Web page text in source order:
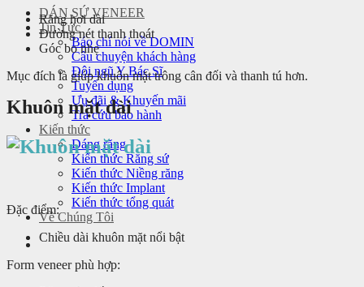
DÁN SỨ VENEER
Tin Tức
Báo chí nói về DOMIN
Câu chuyện khách hàng
Đội ngũ Y Bác Sĩ
Tuyển dụng
Ưu đãi & Khuyến mãi
Tra cứu bảo hành
Kiến thức
Dáng răng
Kiến thức Răng sứ
Kiến thức Niềng răng
Kiến thức Implant
Kiến thức tổng quát
Về Chúng Tôi
Răng hơi dài
Đường nét thanh thoát
Góc bo nhẹ
Mục đích là giúp khuôn mặt trông cân đối và thanh tú hơn.
Khuôn mặt dài
Đặc điểm:
Chiều dài khuôn mặt nổi bật
Form veneer phù hợp: